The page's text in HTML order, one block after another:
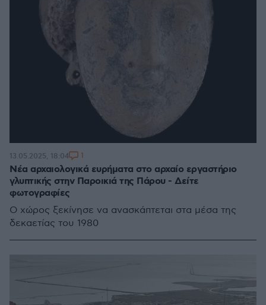
Νέα αρχαιολογικά ευρήματα στο αρχαίο εργαστήριο
γλυπτικής στην Παροικιά της Πάρου - Δείτε
φωτογραφίες
Ο χώρος ξεκίνησε να ανασκάπτεται στα μέσα της
δεκαετίας του 1980
13.05.2025, 18:04 1